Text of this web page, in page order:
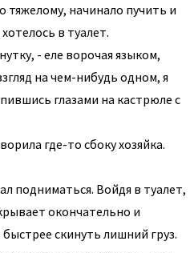
начинало пучить и
в туалет.
- еле ворочая языком,
на чем-нибудь одном, я
глазами на кастрюле с
где-то сбоку хозяйка.
подниматься. Войдя в туалет,
окончательно и
скинуть лишний груз.